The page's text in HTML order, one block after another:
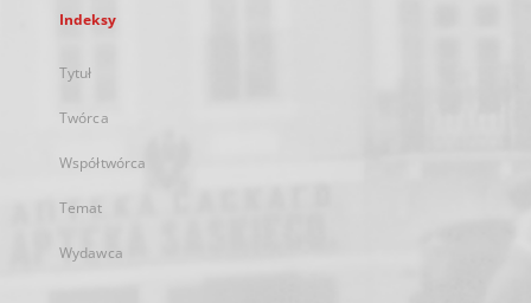
Indeksy
Tytuł
Twórca
Współtwórca
Temat
Wydawca